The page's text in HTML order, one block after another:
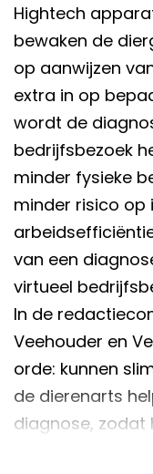
Hightech
bewaken de
op aanwijzen
extra in op
wordt de
bedrijfsbezoek
minder fysieke
minder risico op
van een
virtueel
In de
Veehouder en
orde: kunnen
de dierenarts
diagnose, zodat